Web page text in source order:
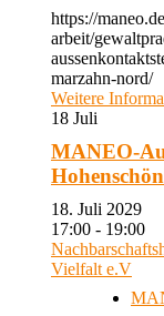
https://
arbeit/
marzahn-nord/
Weitere
18 Juli
MANEO-
18. Juli 2029
17:00 - 19:00
Vielfalt e.V